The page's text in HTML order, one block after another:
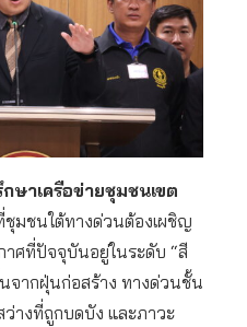
าเครือข่ายชุมชนเขต
มชนใต้ทางด่วนต้องเผชิญ
ศที่ปัจจุบันอยู่ในระดับ “สี
จากฝุ่นก่อสร้าง ทางด่วนชั้น
างที่ถูกบดบัง และภาวะ